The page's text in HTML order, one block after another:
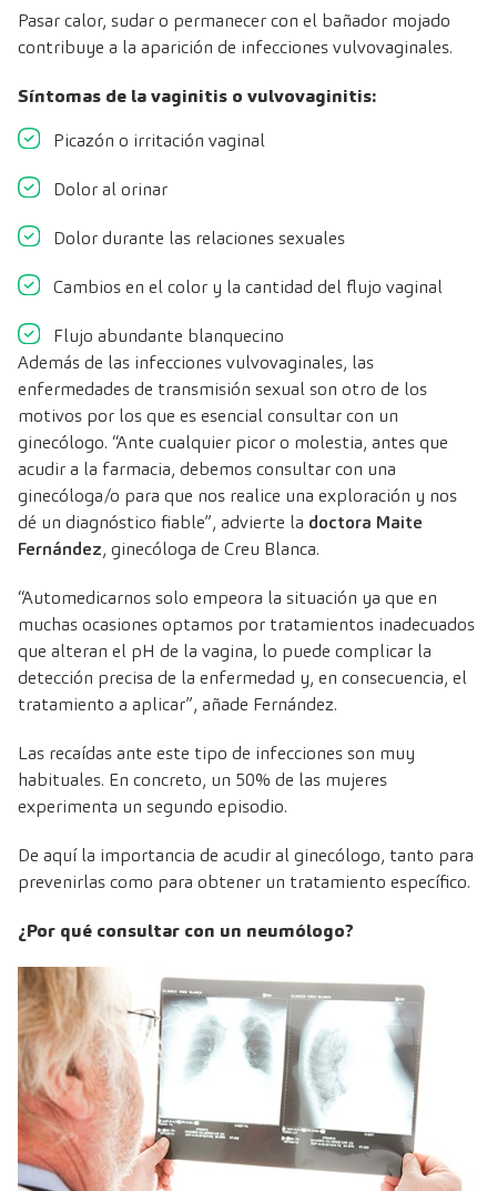
Pasar calor, sudar o permanecer con el bañador mojado
contribuye a la aparición de infecciones vulvovaginales.
Síntomas de la vaginitis o vulvovaginitis:
Picazón o irritación vaginal
Dolor al orinar
Dolor durante las relaciones sexuales
Cambios en el color y la cantidad del flujo vaginal
Flujo abundante blanquecino
Además de las infecciones vulvovaginales, las
enfermedades de transmisión sexual son otro de los
motivos por los que es esencial consultar con un
ginecólogo. “Ante cualquier picor o molestia, antes que
acudir a la farmacia, debemos consultar con una
ginecóloga/o para que nos realice una exploración y nos
dé un diagnóstico fiable”, advierte la doctora Maite
Fernández, ginecóloga de Creu Blanca.
“Automedicarnos solo empeora la situación ya que en
muchas ocasiones optamos por tratamientos inadecuados
que alteran el pH de la vagina, lo puede complicar la
detección precisa de la enfermedad y, en consecuencia, el
tratamiento a aplicar”, añade Fernández.
Las recaídas ante este tipo de infecciones son muy
habituales. En concreto, un 50% de las mujeres
experimenta un segundo episodio.
De aquí la importancia de acudir al ginecólogo, tanto para
prevenirlas como para obtener un tratamiento específico.
¿Por qué consultar con un neumólogo?